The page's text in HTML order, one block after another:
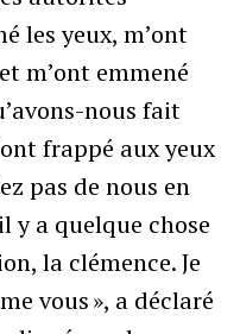
les yeux, m’ont
m’ont emmené
nous fait
frappé aux yeux
pas de nous en
y a quelque chose
la clémence. Je
vous », a déclaré